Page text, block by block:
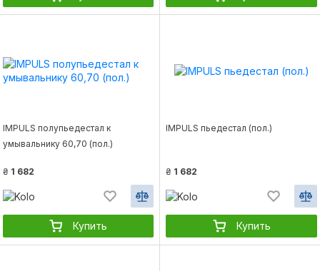
IMPULS полупьедестал к
умывальнику 60,70 (пол.)
₴ 1 682
Купить
IMPULS пьедестал (пол.)
₴ 1 682
Купить